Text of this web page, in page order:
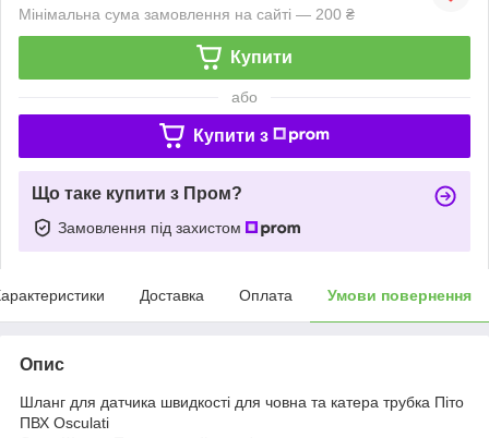
Мінімальна сума замовлення на сайті — 200 ₴
Купити
або
Купити з
Що таке купити з Пром?
Замовлення під захистом
Доставка Оплата Умови повернення
Опис
Шланг для датчика швидкості для човна та катера трубка Піто
ПВХ Osculati